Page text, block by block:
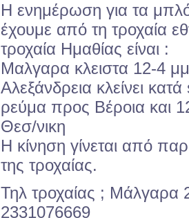
Η ενημέρωση για τα
έχουμε από τη τροχαία
τροχαία Ημαθίας είναι :
Μαλγαρα κλειστα 12-4 μμ
Αλεξάνδρεια κλείνει
ρεύμα προς Βέροια και
Θεσ/νικη
Η κίνηση γίνεται από
της τροχαίας.
Τηλ τροχαίας ; Μάλγαρα
2331076669